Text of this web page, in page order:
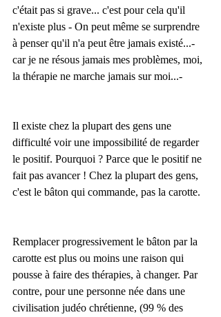
c'était pas si grave... c'est pour cela qu'il
n'existe plus - On peut même se surprendre
à penser qu'il n'a peut être jamais existé...-
car je ne résous jamais mes problèmes, moi,
la thérapie ne marche jamais sur moi...-
Il existe chez la plupart des gens une
difficulté voir une impossibilité de regarder
le positif. Pourquoi ? Parce que le positif ne
fait pas avancer ! Chez la plupart des gens,
c'est le bâton qui commande, pas la carotte.
Remplacer progressivement le bâton par la
carotte est plus ou moins une raison qui
pousse à faire des thérapies, à changer. Par
contre, pour une personne née dans une
civilisation judéo chrétienne, (99 % des